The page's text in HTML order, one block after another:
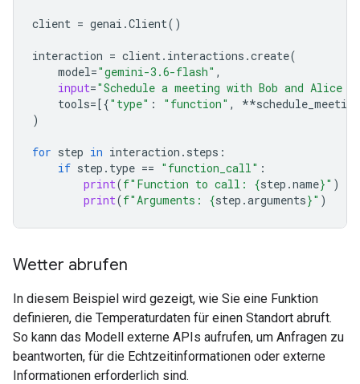
client = genai .Client()
interaction = client. interactions .create(
model="gemini-3.6-flash" ,
input="Schedule a meeting with Bob and Alice
tools=[{"type" : "function" , **
)
for step in interaction . steps :
if step . type == "function_call" :
print(f"Function to call: {step .name}" )
print(f"Arguments: {step .arguments}" )
Wetter abrufen
In diesem Beispiel wird gezeigt, wie Sie eine Funktion
definieren, die Temperaturdaten für einen Standort abruft.
So kann das Modell externe APIs aufrufen, um Anfragen zu
beantworten, für die Echtzeitinformationen oder externe
Informationen erforderlich sind.